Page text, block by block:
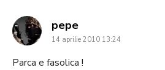
pepesays:
14 aprilie 2010 13:24
Parca e fasolica !